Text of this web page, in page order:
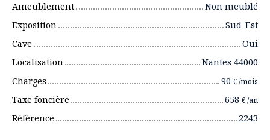
Ameublement
Non meublé
Exposition
Sud-Est
Cave
Oui
Localisation
Nantes 44000
Charges
90 € /mois
Taxe foncière 658 € /an
Référence 2243